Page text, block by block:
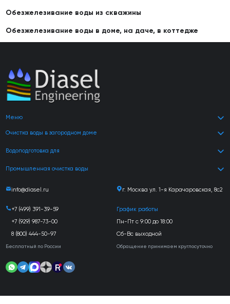
Обезжелезивание воды из скважины
Обезжелезивание воды в доме, на даче, в коттедже
Меню
Очистка воды в загородном доме
Водоподготовка для
Промышленная очистка воды
info@diasel.ru г. Москва ул. 1-я Карачаровская, 8с2
+7 (499) 391-39-59
+7 (929) 987-73-00
8 (800) 444-50-97
Бесплатный по России
График работы
Пн-Пт с 9:00 до 18:00
Сб-Вс выходной
Обращение принимаем круглосуточно